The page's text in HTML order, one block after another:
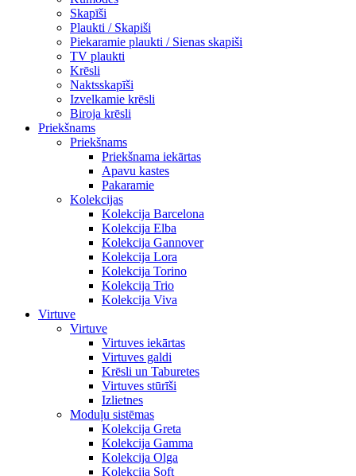
Skapīši
Plaukti / Skapiši
Piekaramie plaukti / Sienas skapiši
TV plaukti
Krēsli
Naktsskapīši
Izvelkamie krēsli
Biroja krēsli
Priekšnams
Priekšnams
Priekšnama iekārtas
Apavu kastes
Pakaramie
Kolekcijas
Kolekcija Barcelona
Kolekcija Elba
Kolekcija Gannover
Kolekcija Lora
Kolekcija Torino
Kolekcija Trio
Kolekcija Viva
Virtuve
Virtuve
Virtuves iekārtas
Virtuves galdi
Krēsli un Taburetes
Virtuves stūrīši
Izlietnes
Moduļu sistēmas
Kolekcija Greta
Kolekcija Gamma
Kolekcija Olga
Kolekcija Soft